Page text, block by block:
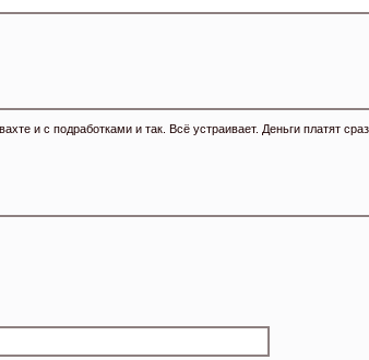
и с подработками и так. Всё устраивает. Деньги платят